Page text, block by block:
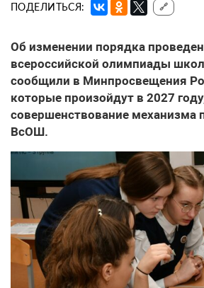
ПОДЕЛИТЬСЯ: 🔗
Об изменении порядка
всероссийской олимпиады
сообщили в Минпросвещения
которые произойдут в 2027
совершенствование механизма
ВсОШ.